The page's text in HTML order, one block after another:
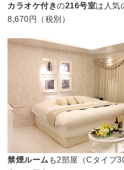
カラオケ付きの216号室は人気
8,670円（税別）
禁煙ルーム も2部屋（Cタイプ